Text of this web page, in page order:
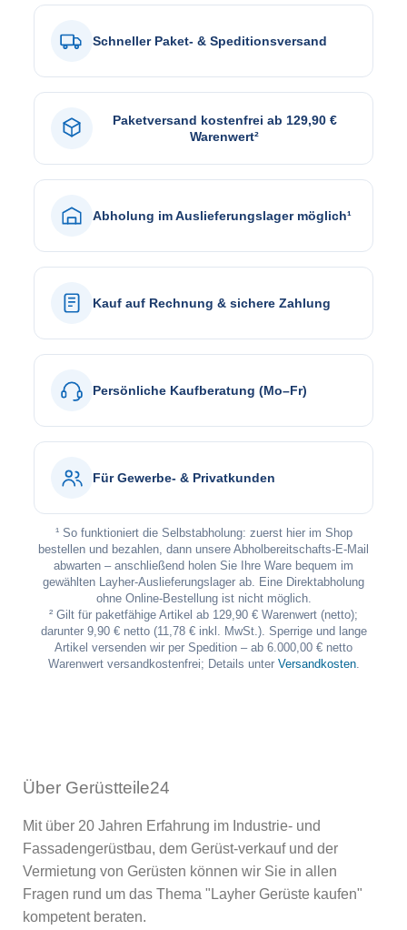
Schneller Paket- & Speditionsversand
Paketversand kostenfrei ab 129,90 €
Warenwert²
Abholung im Auslieferungslager möglich¹
Kauf auf Rechnung & sichere Zahlung
Persönliche Kaufberatung (Mo–Fr)
Für Gewerbe- & Privatkunden
¹ So funktioniert die Selbstabholung: zuerst hier im Shop
bestellen und bezahlen, dann unsere Abholbereitschafts-E-Mail
abwarten – anschließend holen Sie Ihre Ware bequem im
gewählten Layher-Auslieferungslager ab. Eine Direktabholung
ohne Online-Bestellung ist nicht möglich.
² Gilt für paketfähige Artikel ab 129,90 € Warenwert (netto);
darunter 9,90 € netto (11,78 € inkl. MwSt.). Sperrige und lange
Artikel versenden wir per Spedition – ab 6.000,00 € netto
Warenwert versandkostenfrei; Details unter Versandkosten.
Über Gerüstteile24
Mit über 20 Jahren Erfahrung im Industrie- und
Fassadengerüstbau, dem Gerüst-verkauf und der
Vermietung von Gerüsten können wir Sie in allen
Fragen rund um das Thema "Layher Gerüste kaufen"
kompetent beraten.